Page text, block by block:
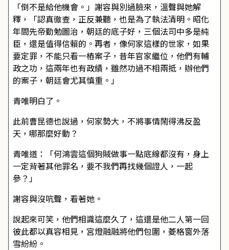
「倒不是給他機會。」謝容與別過臉來，溫聲與她解
釋，「認真徹查，正反兼聽，也是為了執法清明。昭化
年間先帝勤勉圖治，朝廷的底子好，三個法司中多是純
臣，還是值得信賴的。再者，像何家這樣的世家，如果
要定罪，不能只看一樁案子，昔年官家繼位，他們有輔
政之功，這兩年也有政績，雖然功過不相兩抵，辦他們
的案子，朝廷會尤其慎重。」
青唯明白了。
此前曹昆德也說過，何家勢大，不將事情鬧得沸反盈
天，哪那麼好動？
青唯道：「何鴻雲這個狗賊做事一點底線都沒有，身上
一定背著其他罪名，要不我們再找幾個證人，一起
參？」
謝容與沒吭聲，看著她。
說起來可笑，他們相識這麼久了，這還是他二人第一回
彼此都以真容相見，宮燈融融將他們包圍，菱格窗外落
雪紛紛。